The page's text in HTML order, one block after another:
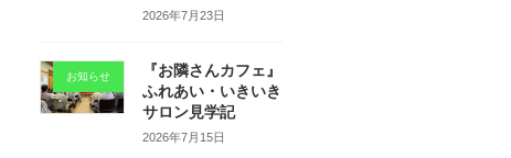
2026年7月23日
お知らせ
『お隣さんカフェ』
ふれあい・いきいき
サロン見学記
2026年7月15日